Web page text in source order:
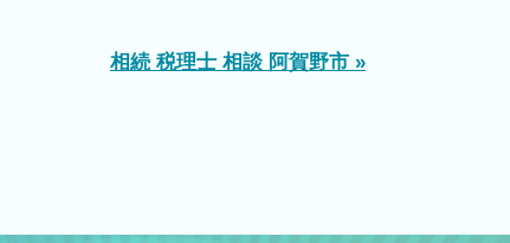
相続 税理士 相談 阿賀野市 »